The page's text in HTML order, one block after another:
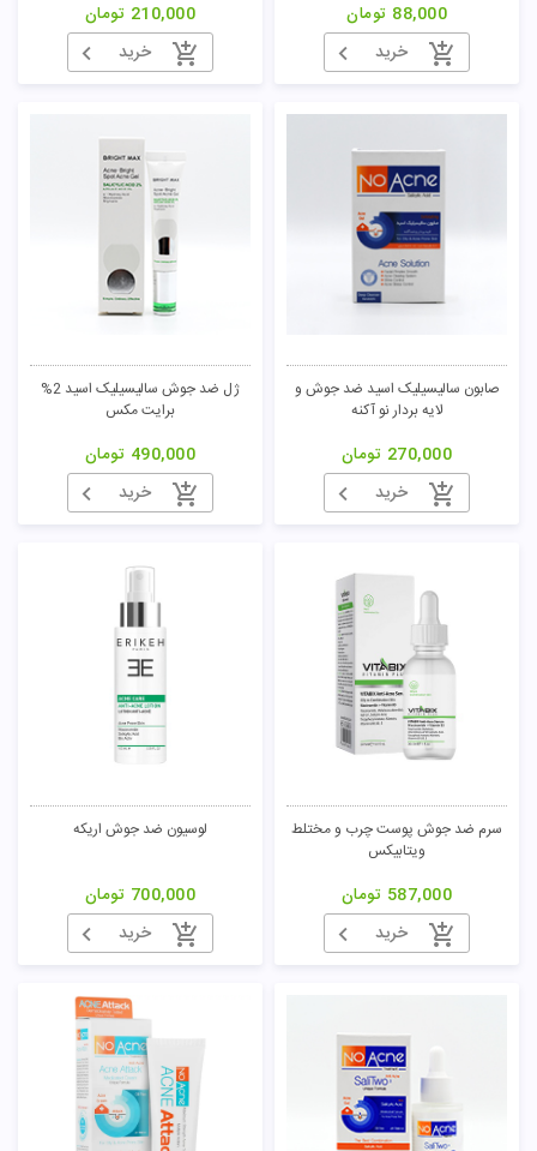
88,000 تومان
خرید
210,000 تومان
خرید
صابون سالیسیلیک اسید ضد جوش و
لایه بردار نو آکنه
270,000 تومان
خرید
ژل ضد جوش سالیسیلیک اسید 2%
برایت مکس
490,000 تومان
خرید
سرم ضد جوش پوست چرب و مختلط
ویتابیکس
587,000 تومان
خرید
لوسیون ضد جوش اریکه
700,000 تومان
خرید